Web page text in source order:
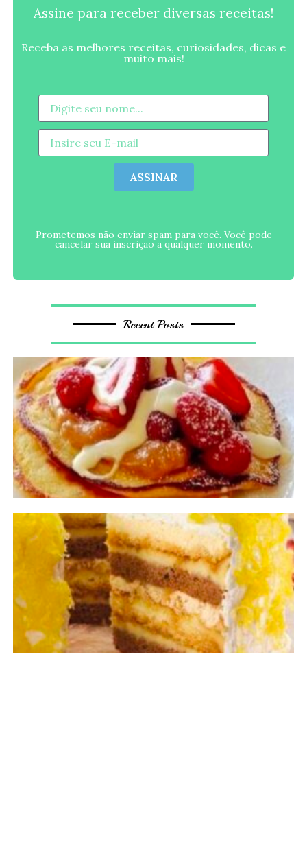
Assine para receber diversas receitas!
Receba as melhores receitas, curiosidades, dicas e
muito mais!
ASSINAR
Prometemos não enviar spam para você. Você pode
cancelar sua inscrição a qualquer momento.
Recent Posts